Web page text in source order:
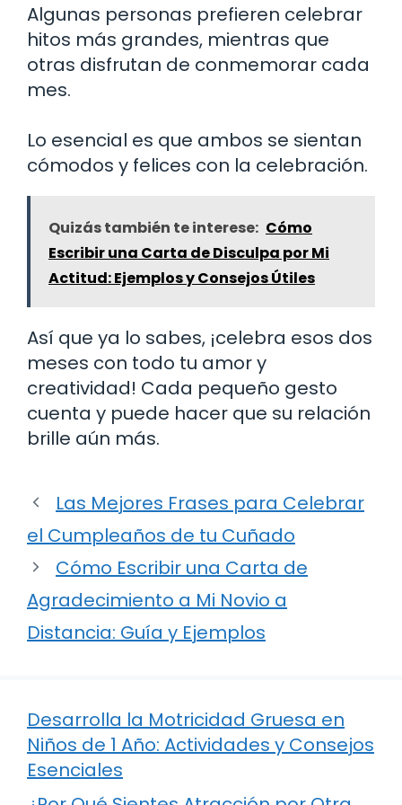
Algunas personas prefieren celebrar
hitos más grandes, mientras que
otras disfrutan de conmemorar cada
mes.
Lo esencial es que ambos se sientan
cómodos y felices con la celebración.
Quizás también te interese: Cómo
Escribir una Carta de Disculpa por Mi
Actitud: Ejemplos y Consejos Útiles
Así que ya lo sabes, ¡celebra esos dos
meses con todo tu amor y
creatividad! Cada pequeño gesto
cuenta y puede hacer que su relación
brille aún más.
Las Mejores Frases para Celebrar
el Cumpleaños de tu Cuñado
Cómo Escribir una Carta de
Agradecimiento a Mi Novio a
Distancia: Guía y Ejemplos
Desarrolla la Motricidad Gruesa en
Niños de 1 Año: Actividades y Consejos
Esenciales